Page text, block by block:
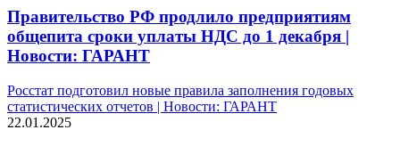
Правительство РФ продлило предприятиям
общепита сроки уплаты НДС до 1 декабря |
Новости: ГАРАНТ
Росстат подготовил новые правила заполнения годовых
статистических отчетов | Новости: ГАРАНТ
22.01.2025